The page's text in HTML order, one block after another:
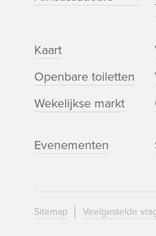
Kaart
Openbare toiletten
Wekelijkse markt
Evenementen
Sitemap Veelgestelde